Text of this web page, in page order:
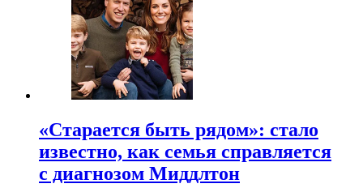
«Старается быть рядом»: стало
известно, как семья справляется
с диагнозом Миддлтон